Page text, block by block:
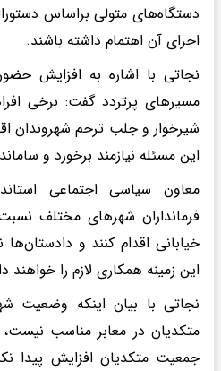
دستگاه‌های متولی براساس
اجرای آن اهتمام داشته باشند.
نجاتی با اشاره به افزایش
مسیرهای پرتردد گفت: برخی
شیرخوار و جلب ترحم شهروندان
این مسئله نیازمند برخورد و
معاون سیاسی اجتماعی
فرمانداران شهرهای مختلف
خیابانی اقدام کنند و دادستان‌ها
این زمینه همکاری لازم را
نجاتی با بیان اینکه وضعیت
متکدیان در معابر مناسب نیست،
جمعیت متکدیان افزایش پیدا